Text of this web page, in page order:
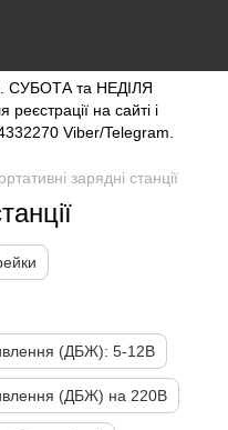
СУБОТА та НЕДІЛЯ
реєстрації на сайті і
Viber/Telegram.
зарядні станції
(ДБЖ): 5-12В
(ДБЖ) на 220В